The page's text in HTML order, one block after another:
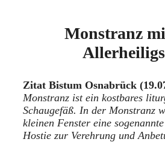
Monstranz
Zitat Bistum Osnabrück
Monstranz ist ein kostbares
Schaugefäß. In der Monstranz
kleinen Fenster eine
Hostie zur Verehrung und